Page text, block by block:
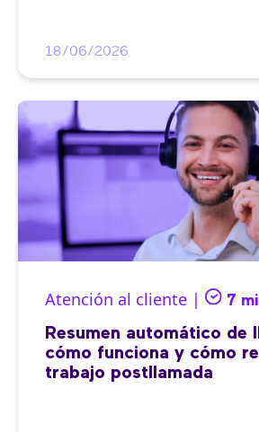
18/06/2026
Atención al cliente | 7
Resumen automático de
cómo funciona y cómo
trabajo postllamada